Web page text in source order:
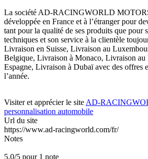
La société AD-RACINGWORLD
développée en France et à l’étranger pour
tant pour la qualité de ses produits que pour
techniques et son service à la clientèle
Livraison en Suisse, Livraison au
Belgique, Livraison à Monaco, Livraison au
Espagne, Livraison à Dubaï avec des offres
l’année.
Visiter et apprécier le site AD-
personnalisation automobile
Url du site
https://www.ad-racingworld.com/fr/
Notes
5,0/5 pour 1 note